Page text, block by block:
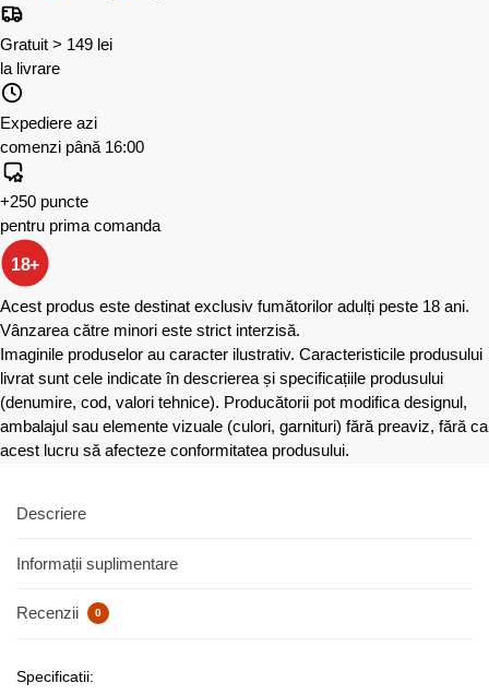
Gratuit > 149 lei
la livrare
Expediere azi
comenzi până 16:00
+250 puncte
pentru prima comanda
18+
Acest produs este destinat exclusiv fumătorilor adulți peste 18 ani.
Vânzarea către minori este strict interzisă.
Imaginile produselor au caracter ilustrativ. Caracteristicile produsului
livrat sunt cele indicate în descrierea și specificațiile produsului
(denumire, cod, valori tehnice). Producătorii pot modifica designul,
ambalajul sau elemente vizuale (culori, garnituri) fără preaviz, fără ca
acest lucru să afecteze conformitatea produsului.
Descriere
Informații suplimentare
Recenzii 0
Specificatii: